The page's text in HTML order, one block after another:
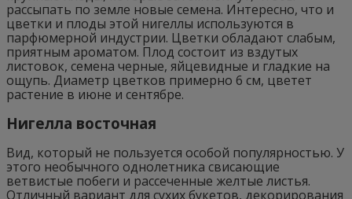
рассыпать по земле новые семена. Интересно, что и
цветки и плоды этой нигеллы используются в
парфюмерной индустрии. Цветки обладают слабым,
приятным ароматом. Плод состоит из вздутых
листовок, семена черные, яйцевидные и гладкие на
ощупь. Диаметр цветков примерно 6 см, цветет
растение в июне и сентябре.
Нигелла восточная
Вид, который не пользуется особой популярностью. У
этого необычного однолетника свисающие
ветвистые побеги и рассеченные желтые листья.
Отличный вариант для сухих букетов, декорирования